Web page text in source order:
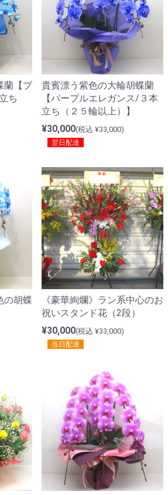
蘭【ブ
ち
貴賓漂う紫色の大輪胡蝶蘭
【パープルエレガンス/３本
立ち（２５輪以上）】
¥30,000(税込 ¥33,000)
翌日配達
の胡蝶
《豪華絢爛》ラン系中心のお
祝いスタンド花（2段）
¥30,000(税込 ¥33,000)
当日配達